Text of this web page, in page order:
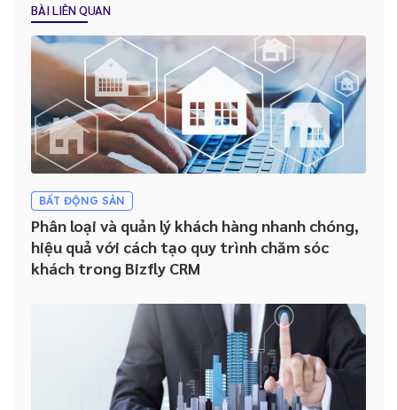
Tại sao việc Lưu trữ và quản lý lịch sử khách hàng lại được ví như
“dầu khí của kỷ nguyên kỹ thuật số” ?
Hướng dẫn lựa chọn hệ thống CRM phù hợp cho doanh nghiệp
Nhân viên không sử dụng CRM: Đâu là giải pháp cho doanh
nghiệp?
BÀI LIÊN QUAN
BẤT ĐỘNG SẢN
Phân loại và quản lý khách hàng nhanh chóng,
hiệu quả với cách tạo quy trình chăm sóc
khách trong Bizfly CRM